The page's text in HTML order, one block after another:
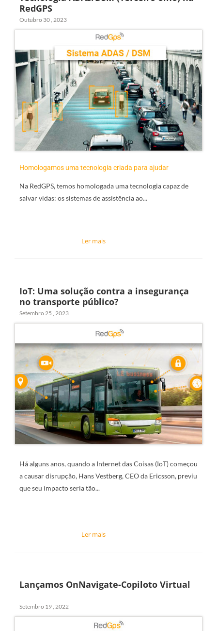
RedGPS
Outubro 30 , 2023
Homologamos uma tecnologia criada para ajudar
Na RedGPS, temos homologada uma tecnologia capaz de
salvar vidas: os sistemas de assistência ao...
IoT: Uma solução contra a insegurança
no transporte público?
Setembro 25 , 2023
Há alguns anos, quando a Internet das Coisas (IoT) começou
a causar disrupção, Hans Vestberg, CEO da Ericsson, previu
que seu impacto seria tão...
Lançamos OnNavigate-Copiloto Virtual
Setembro 19 , 2022